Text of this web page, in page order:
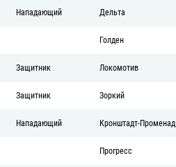
Нападающий Дельта
Голден
Защитник Локомотив
Защитник Зоркий
Нападающий Кронштадт-Променад
Прогресс